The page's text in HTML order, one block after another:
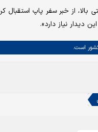
از خبر سفر پاپ استقبال
دیدار نیاز دارد».
کشور است.